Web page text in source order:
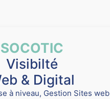
SOCOTIC
Visibilté
& Digital
à niveau, Gestion Sites web